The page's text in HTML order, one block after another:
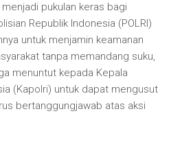
pukulan keras bagi
Republik Indonesia (POLRI)
untuk menjamin keamanan
tanpa memandang suku,
menuntut kepada Kepala
(Kapolri) untuk dapat mengusut
bertanggungjawab atas aksi